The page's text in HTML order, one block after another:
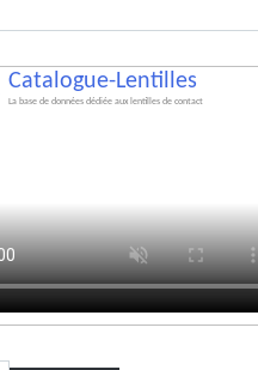
Catalogue-Lentilles
La base de données dédiée aux lentilles de contact